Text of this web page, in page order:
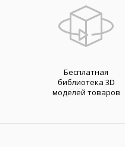
Бесплатная
библиотека 3D
моделей товаров